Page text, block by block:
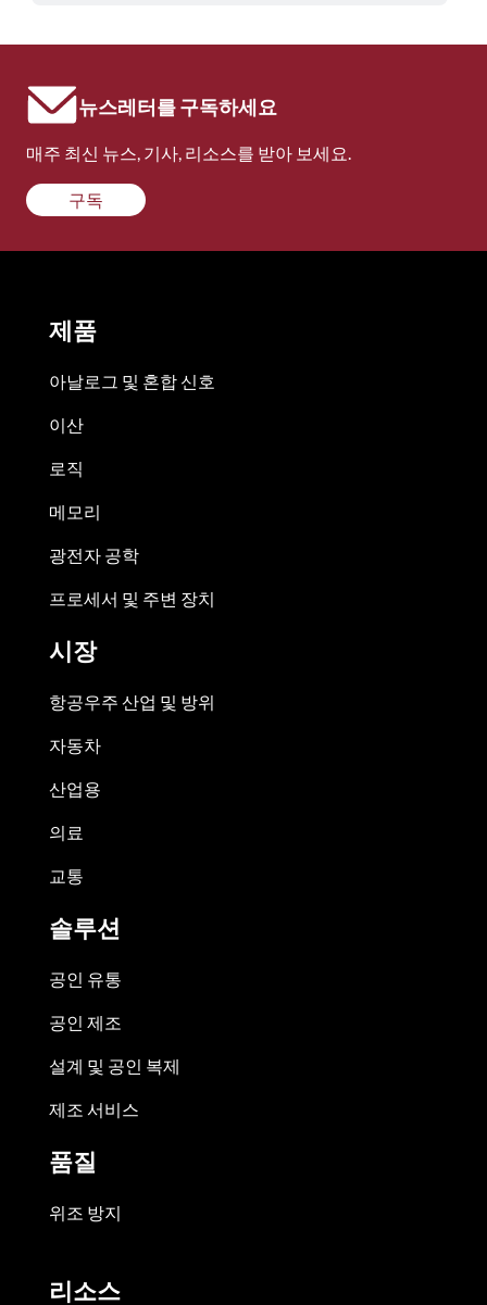
뉴스레터를 구독하세요
매주 최신 뉴스, 기사, 리소스를 받아 보세요.
구독
제품
아날로그 및 혼합 신호
이산
로직
메모리
광전자 공학
프로세서 및 주변 장치
시장
항공우주 산업 및 방위
자동차
산업용
의료
교통
솔루션
공인 유통
공인 제조
설계 및 공인 복제
제조 서비스
품질
위조 방지
리소스